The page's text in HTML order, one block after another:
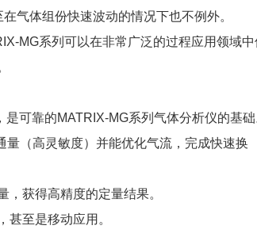
体组份快速波动的情况下也不例外。
MG系列可以在非常广泛的过程应用领域中
可靠的MATRIX-MG系列气体分析仪的基
（高灵敏度）并能优化气流，完成快速换
获得高精度的定量结果。
至是移动应用。